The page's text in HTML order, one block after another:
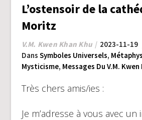
L’ostensoir de la
Moritz
V.M. Kwen Khan Khu
2023-11-19
Dans Symboles Universels,
Mysticisme, Messages Du V.M. Kwen
Très chers amis/ies :
Je m’adresse à vous avec